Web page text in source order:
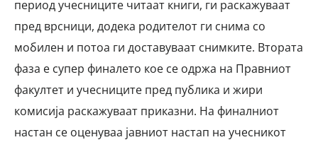
период учесниците читаат книги, ги раскажуваат
пред врсници, додека родителот ги снима со
мобилен и потоа ги доставуваат снимките. Втората
фаза е супер финалето кое се одржа на Правниот
факултет и учесниците пред публика и жири
комисија раскажуваат приказни. На финалниот
настан се оценуваа јавниот настап на учесникот